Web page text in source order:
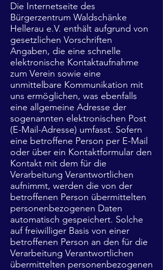
Die Internetseite des
Bürgerzentrum Waldschänke
Hellerau e.V. enthält aufgrund von
gesetzlichen Vorschriften
Angaben, die eine schnelle
elektronische Kontaktaufnahme
zum Verein sowie eine
unmittelbare Kommunikation mit
uns ermöglichen, was ebenfalls
eine allgemeine Adresse der
sogenannten elektronischen Post
(E-Mail-Adresse) umfasst. Sofern
eine betroffene Person per E-Mail
oder über ein Kontaktformular den
Kontakt mit dem für die
Verarbeitung Verantwortlichen
aufnimmt, werden die von der
betroffenen Person übermittelten
personenbezogenen Daten
automatisch gespeichert. Solche
auf freiwilliger Basis von einer
betroffenen Person an den für die
Verarbeitung Verantwortlichen
übermittelten personenbezogenen